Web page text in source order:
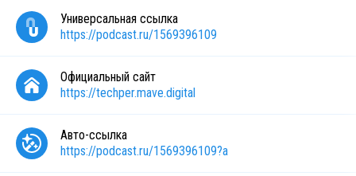
Универсальная ссылка
https://podcast.ru/1569396109
Официальный сайт
https://techper.mave.digital
Авто-ссылка
https://podcast.ru/1569396109?a